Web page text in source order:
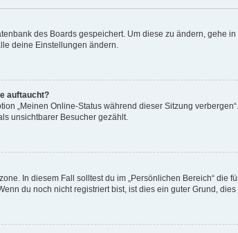
des Boards gespeichert. Um diese zu ändern, gehe
deine Einstellungen ändern.
auftaucht?
„Meinen Online-Status während dieser Sitzung
unsichtbarer Besucher gezählt.
In diesem Fall solltest du im „Persönlichen Bereich“ die
du noch nicht registriert bist, ist dies ein guter Grund, dies